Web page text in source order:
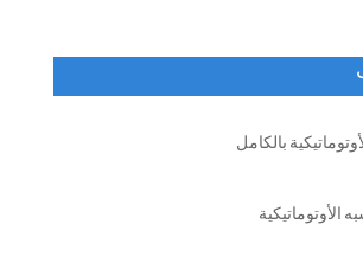
بالكامل
الأوتوماتيكية